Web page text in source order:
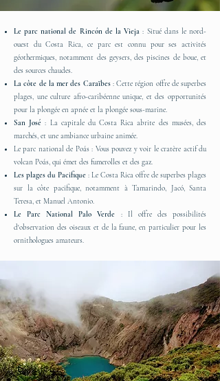
Le parc national de Rincón de la Vieja : Situé dans le nord-
ouest du Costa Rica, ce parc est connu pour ses activités
géothermiques, notamment des geysers, des piscines de boue, et
des sources chaudes.
La côte de la mer des Caraïbes: Cette région offre de superbes
plages, une culture afro-caribéenne unique, et des opportunités
pour la plongée en apnée et la plongée sous-marine.
San José: La capitale du Costa Rica abrite des musées, des
marchés, et une ambiance urbaine animée.
Le parc national de Poás : Vous pouvez y voir le cratère actif du
volcan Poás, qui émet des fumerolles et des gaz.
Les plages du Pacifique : Le Costa Rica offre de superbes plages
sur la côte pacifique, notamment à Tamarindo, Jacó, Santa
Teresa, et Manuel Antonio.
Le Parc National Palo Verde : Il offre des possibilités
d'observation des oiseaux et de la faune, en particulier pour les
ornithologues amateurs.